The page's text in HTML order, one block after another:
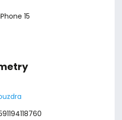
15